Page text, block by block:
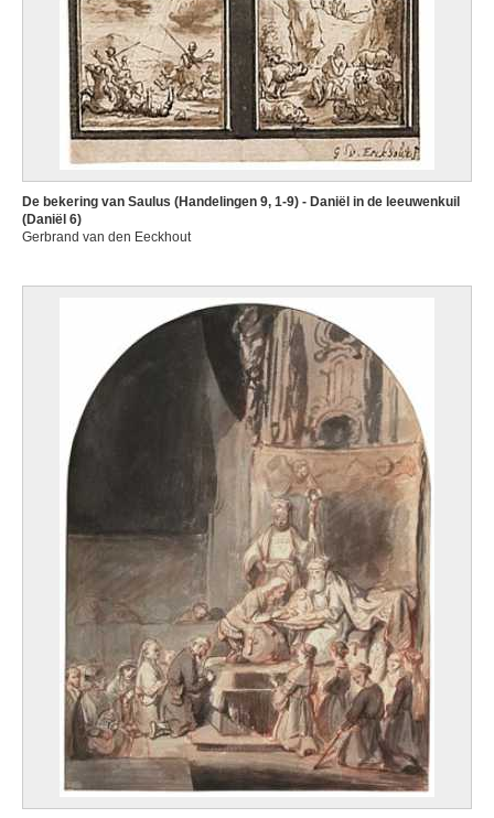
De bekering van Saulus (Handelingen 9, 1-9) - Daniël in de leeuwenkuil
(Daniël 6)
Gerbrand van den Eeckhout